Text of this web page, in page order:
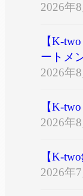
2026年
【K-
ートメ
2026年
【K-
2026年
【K-
2026年